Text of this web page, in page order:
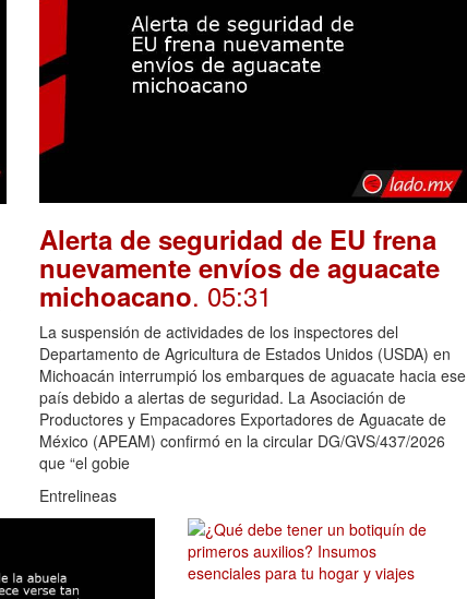
Alerta de seguridad de EU frena
nuevamente envíos de aguacate
michoacano. 05:31
La suspensión de actividades de los inspectores del
Departamento de Agricultura de Estados Unidos (USDA) en
Michoacán interrumpió los embarques de aguacate hacia ese
país debido a alertas de seguridad. La Asociación de
Productores y Empacadores Exportadores de Aguacate de
México (APEAM) confirmó en la circular DG/GVS/437/2026
que “el gobie
Entrelineas